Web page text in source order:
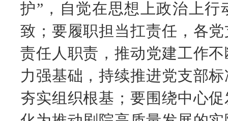
护”，自觉在思想上政治上
致；要履职担当扛责任，各
责任人职责，推动党建工作
力强基础，持续推进党支部
夯实组织根基；要围绕中心